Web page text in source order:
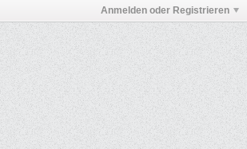
Anmelden oder Registrieren